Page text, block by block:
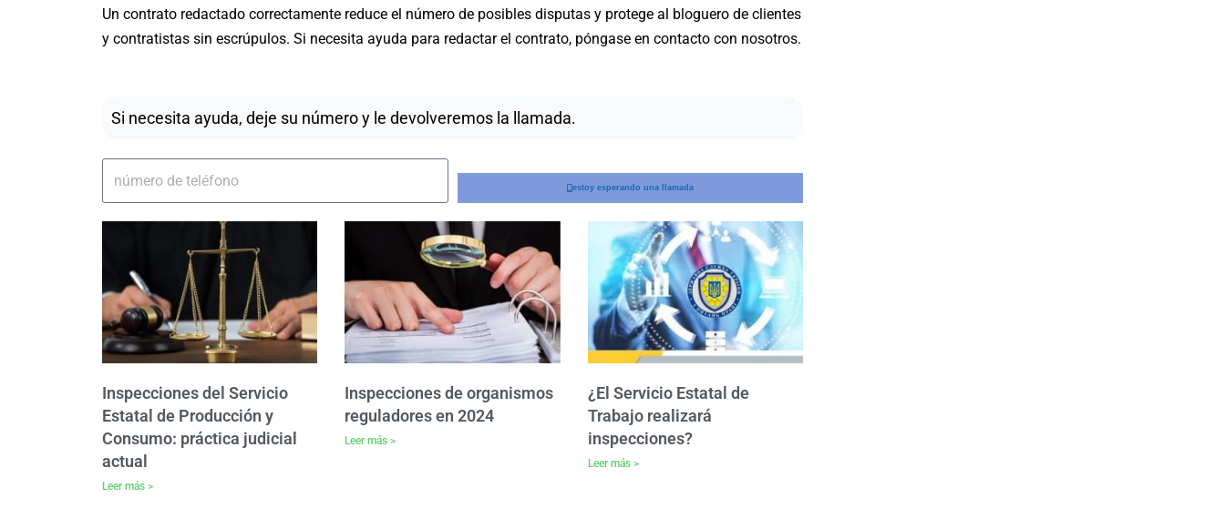
Un contrato redactado correctamente reduce el número de posibles disputas y protege al bloguero de clientes
y contratistas sin escrúpulos. Si necesita ayuda para redactar el contrato, póngase en contacto con nosotros.
Si necesita ayuda, deje su número y le devolveremos la llamada.
estoy esperando una llamada
Inspecciones del Servicio
Estatal de Producción y
Consumo: práctica judicial
actual
Leer más >
Inspecciones de organismos
reguladores en 2024
Leer más >
¿El Servicio Estatal de
Trabajo realizará
inspecciones?
Leer más >